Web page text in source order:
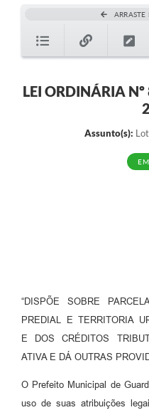
LEI ORDINÁRIA
Assunto(s):
“DISPÕE SOBRE
PREDIAL E TERRITORIA
E DOS CRÉDITOS
ATIVA E DÁ OUTRAS
O Prefeito Municipal de
uso de suas atribuições